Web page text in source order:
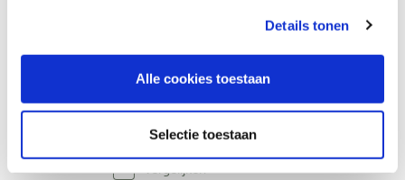
Details tonen
Alle cookies toestaan
Selectie toestaan
€ 16,03 excl. btw
Op voorraad
Vergelijken